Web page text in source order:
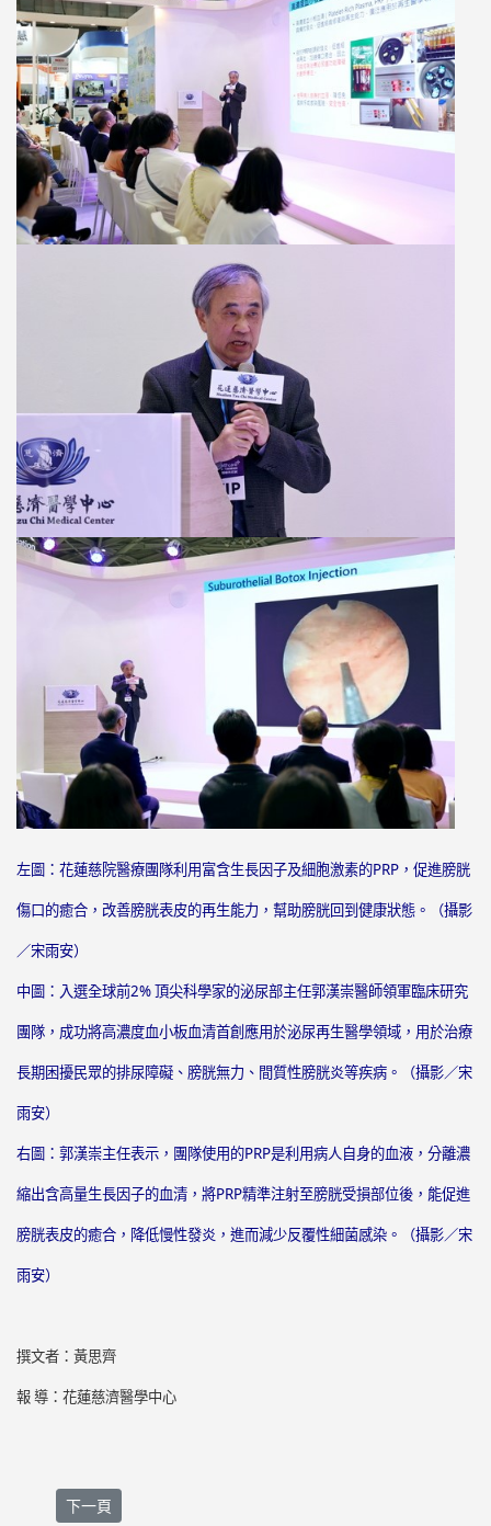
左圖：花蓮慈院醫療團隊利用富含生長因子及細胞激素的PRP，促進膀胱
傷口的癒合，改善膀胱表皮的再生能力，幫助膀胱回到健康狀態。（攝影
／宋雨安）
中圖：入選全球前2% 頂尖科學家的泌尿部主任郭漢崇醫師領軍臨床研究
團隊，成功將高濃度血小板血清首創應用於泌尿再生醫學領域，用於治療
長期困擾民眾的排尿障礙、膀胱無力、間質性膀胱炎等疾病。（攝影／宋
雨安）
右圖：郭漢崇主任表示，團隊使用的PRP是利用病人自身的血液，分離濃
縮出含高量生長因子的血清，將PRP精準注射至膀胱受損部位後，能促進
膀胱表皮的癒合，降低慢性發炎，進而減少反覆性細菌感染。（攝影／宋
雨安）
撰文者：黃思齊
報 導：花蓮慈濟醫學中心
下一篇文章: 亞洲第一脊髓電刺激術 助癱瘓光速重生
下一頁